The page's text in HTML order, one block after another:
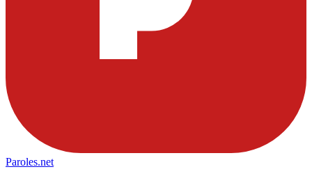
Paroles.net